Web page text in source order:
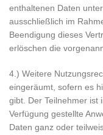
enthaltenen Daten
ausschließlich im
Beendigung dieses
erlöschen die
4.) Weitere
eingeräumt, sofern es
gibt. Der Teilnehmer ist
Verfügung gestellte
Daten ganz oder